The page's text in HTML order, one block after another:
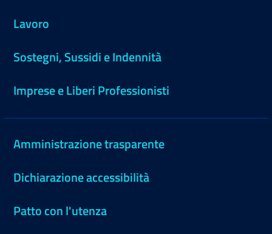
Lavoro
Sostegni, Sussidi e Indennità
Imprese e Liberi Professionisti
Amministrazione trasparente
Dichiarazione accessibilità
Patto con l'utenza